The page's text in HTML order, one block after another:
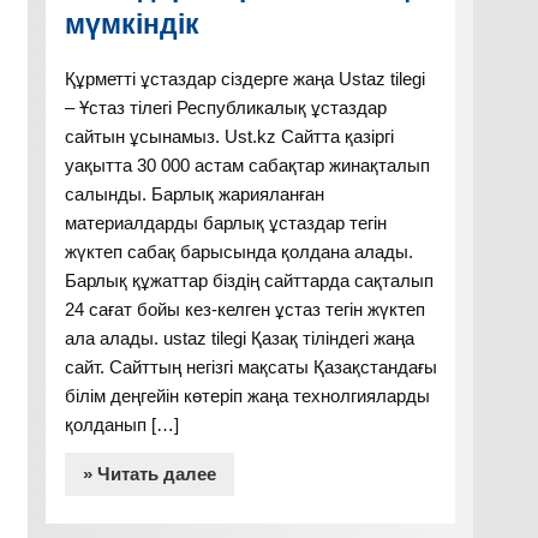
мүмкіндік
Құрметті ұстаздар сіздерге жаңа Ustaz tilegi
– Ұстаз тілегі Республикалық ұстаздар
сайтын ұсынамыз. Ust.kz Сайтта қазіргі
уақытта 30 000 астам сабақтар жинақталып
салынды. Барлық жарияланған
материалдарды барлық ұстаздар тегін
жүктеп сабақ барысында қолдана алады.
Барлық құжаттар біздің сайттарда сақталып
24 сағат бойы кез-келген ұстаз тегін жүктеп
ала алады. ustaz tilegi Қазақ тіліндегі жаңа
сайт. Сайттың негізгі мақсаты Қазақстандағы
білім деңгейін көтеріп жаңа технолгияларды
қолданып […]
» Читать далее